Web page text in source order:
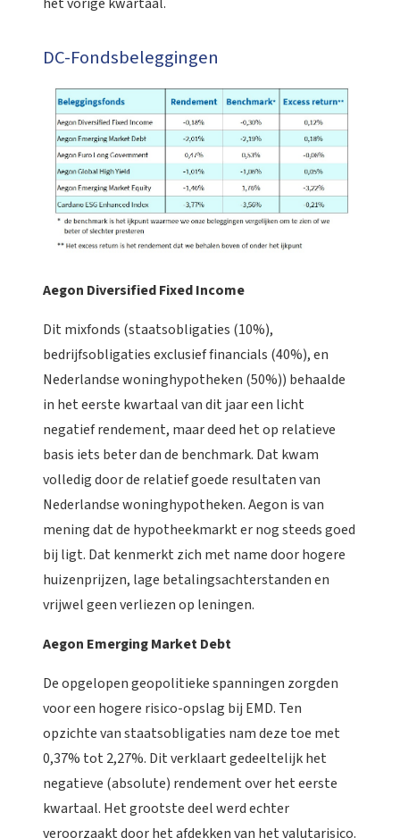
DC-Fondsbeleggingen
Aegon Diversified Fixed Income
Dit mixfonds (staatsobligaties (10%),
bedrijfsobligaties exclusief financials (40%), en
Nederlandse woninghypotheken (50%)) behaalde
in het eerste kwartaal van dit jaar een licht
negatief rendement, maar deed het op relatieve
basis iets beter dan de benchmark. Dat kwam
volledig door de relatief goede resultaten van
Nederlandse woninghypotheken. Aegon is van
mening dat de hypotheekmarkt er nog steeds goed
bij ligt. Dat kenmerkt zich met name door hogere
huizenprijzen, lage betalingsachterstanden en
vrijwel geen verliezen op leningen.
Aegon Emerging Market Debt
De opgelopen geopolitieke spanningen zorgden
voor een hogere risico-opslag bij EMD. Ten
opzichte van staatsobligaties nam deze toe met
0,37% tot 2,27%. Dit verklaart gedeeltelijk het
negatieve (absolute) rendement over het eerste
kwartaal. Het grootste deel werd echter
veroorzaakt door het afdekken van het valutarisico.